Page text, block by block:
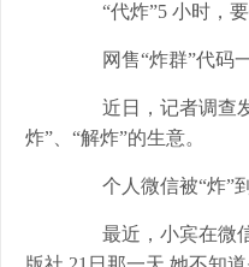
“代炸”5 小时，要
网售“炸群”代码一
近日，记者调查发
炸”、“解炸”的生意。
个人微信被“炸”
最近，小宾在微信